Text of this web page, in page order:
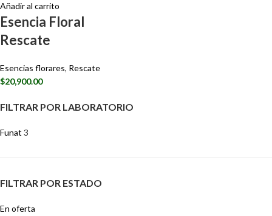
FILTRAR POR LABORATORIO
Funat 3
FILTRAR POR ESTADO
En oferta
Añadir al carrito
Esencia Floral
Rescate
Esencias florares, Rescate
$20,900.00